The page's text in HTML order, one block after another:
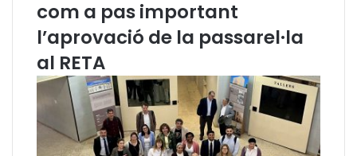
à
a
u
s
t
com a pas important
l’aprovació de la passarel·la
al RETA